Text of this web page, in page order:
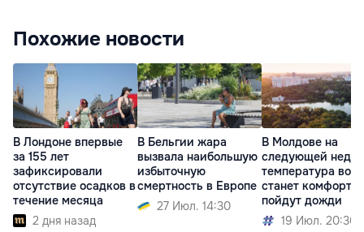
Похожие новости
В Лондоне впервые
за 155 лет
зафиксировали
отсутствие осадков в
течение месяца
2 дня назад
В Бельгии жара
вызвала наибольшую
избыточную
смертность в Европе
27 Июл. 14:30
В Молдове на
следующей
температура
станет
пойдут дожди
19 Июл. 20:30